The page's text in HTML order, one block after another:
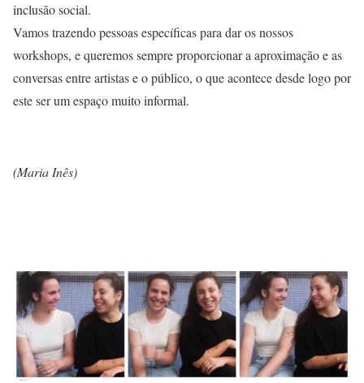
inclusão social.
Vamos trazendo pessoas específicas para dar os nossos
workshops, e queremos sempre proporcionar a aproximação e as
conversas entre artistas e o público, o que acontece desde logo por
este ser um espaço muito informal.
(Maria Inês)